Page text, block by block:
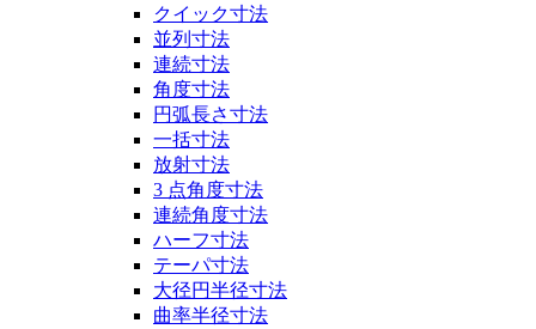
クイック寸法
並列寸法
連続寸法
角度寸法
円弧長さ寸法
一括寸法
放射寸法
3 点角度寸法
連続角度寸法
ハーフ寸法
テーパ寸法
大径円半径寸法
曲率半径寸法